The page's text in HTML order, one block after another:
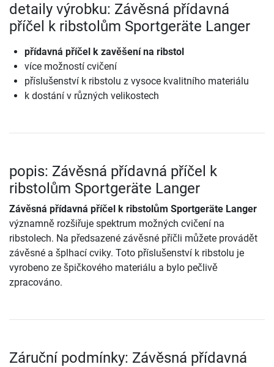
detaily výrobku: Závěsná přídavná
příčel k ribstolům Sportgeräte Langer
přídavná příčel k zavěšení na ribstol
více možností cvičení
příslušenství k ribstolu z vysoce kvalitního materiálu
k dostání v různých velikostech
popis: Závěsná přídavná příčel k
ribstolům Sportgeräte Langer
Závěsná přídavná příčel k ribstolům Sportgeräte Langer
významně rozšiřuje spektrum možných cvičení na
ribstolech. Na předsazené závěsné příčli můžete provádět
závěsné a šplhací cviky. Toto příslušenství k ribstolu je
vyrobeno ze špičkového materiálu a bylo pečlivě
zpracováno.
Záruční podmínky: Závěsná přídavná